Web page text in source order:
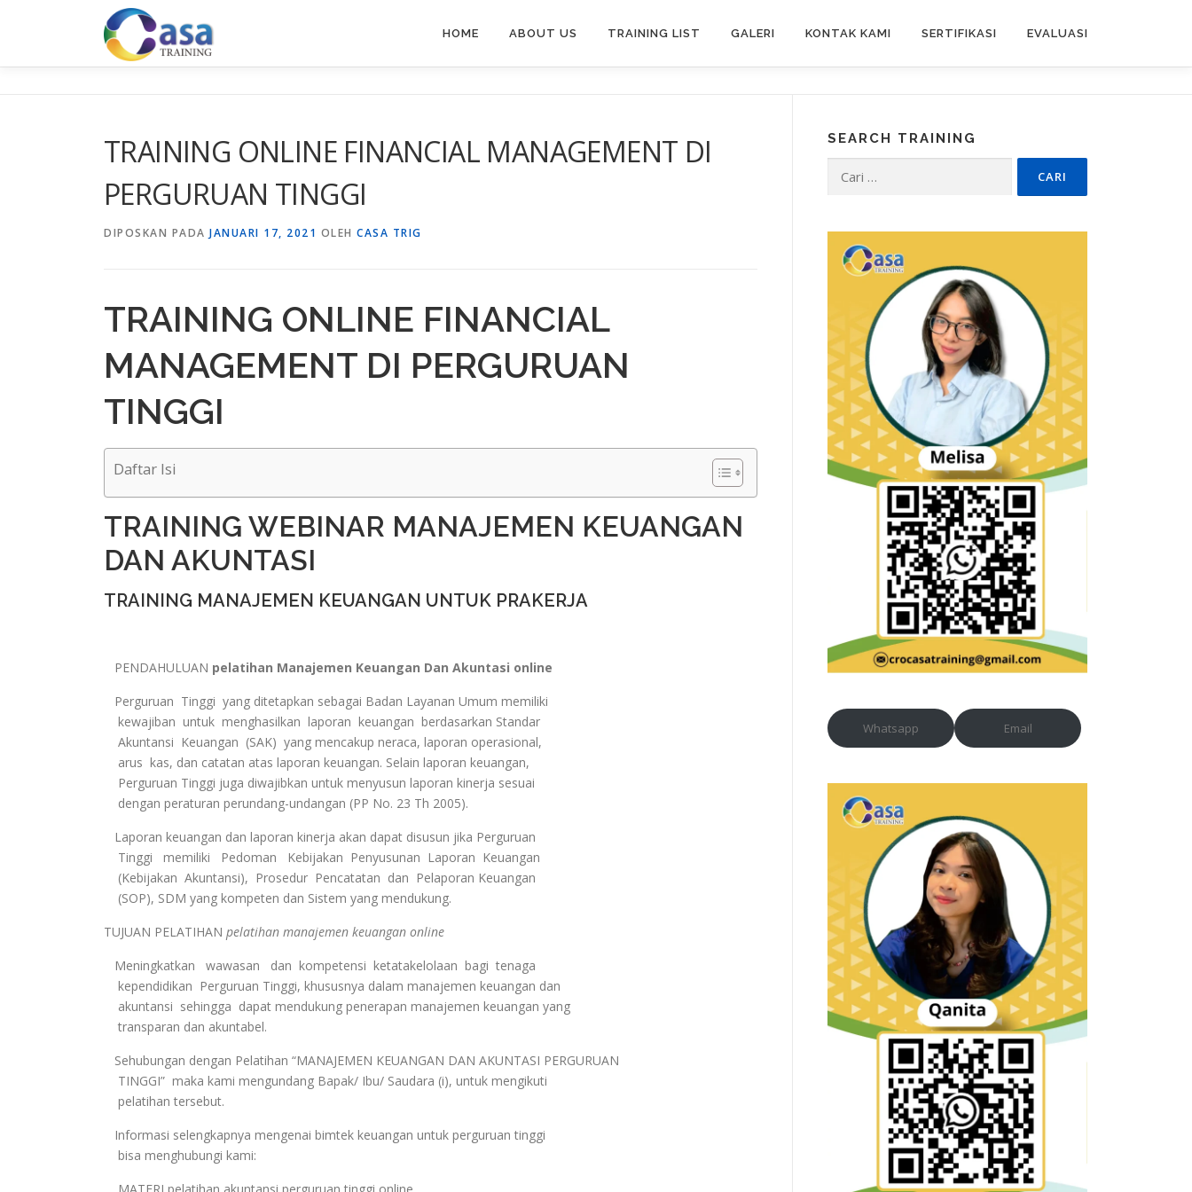
HOME ABOUT US TRAINING LIST GALERI KONTAK KAMI SERTIFIKASI EVALUASI
TRAINING ONLINE FINANCIAL MANAGEMENT DI
PERGURUAN TINGGI
DIPOSKAN PADA JANUARI 17, 2021 OLEH CASA TRIG
TRAINING ONLINE FINANCIAL
MANAGEMENT DI PERGURUAN
TINGGI
Daftar Isi
TRAINING WEBINAR MANAJEMEN KEUANGAN
DAN AKUNTASI
TRAINING MANAJEMEN KEUANGAN UNTUK PRAKERJA
PENDAHULUAN pelatihan Manajemen Keuangan Dan Akuntasi online
Perguruan Tinggi yang ditetapkan sebagai Badan Layanan Umum memiliki
kewajiban untuk menghasilkan laporan keuangan berdasarkan Standar
Akuntansi Keuangan (SAK) yang mencakup neraca, laporan operasional,
arus kas, dan catatan atas laporan keuangan. Selain laporan keuangan,
Perguruan Tinggi juga diwajibkan untuk menyusun laporan kinerja sesuai
dengan peraturan perundang-undangan (PP No. 23 Th 2005).
Laporan keuangan dan laporan kinerja akan dapat disusun jika Perguruan
Tinggi memiliki Pedoman Kebijakan Penyusunan Laporan Keuangan
(Kebijakan Akuntansi), Prosedur Pencatatan dan Pelaporan Keuangan
(SOP), SDM yang kompeten dan Sistem yang mendukung.
TUJUAN PELATIHAN pelatihan manajemen keuangan online
Meningkatkan wawasan dan kompetensi ketatakelolaan bagi tenaga
kependidikan Perguruan Tinggi, khususnya dalam manajemen keuangan dan
akuntansi sehingga dapat mendukung penerapan manajemen keuangan yang
transparan dan akuntabel.
Sehubungan dengan Pelatihan “MANAJEMEN KEUANGAN DAN AKUNTASI PERGURUAN
TINGGI” maka kami mengundang Bapak/ Ibu/ Saudara (i), untuk mengikuti
pelatihan tersebut.
Informasi selengkapnya mengenai bimtek keuangan untuk perguruan tinggi
bisa menghubungi kami:
SEARCH TRAINING
untuk:
Whatsapp Email